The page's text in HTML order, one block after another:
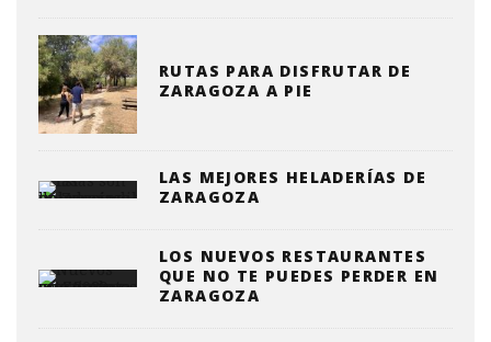
RUTAS PARA DISFRUTAR DE
ZARAGOZA A PIE
LAS MEJORES HELADERÍAS DE
ZARAGOZA
LOS NUEVOS RESTAURANTES
QUE NO TE PUEDES PERDER EN
ZARAGOZA